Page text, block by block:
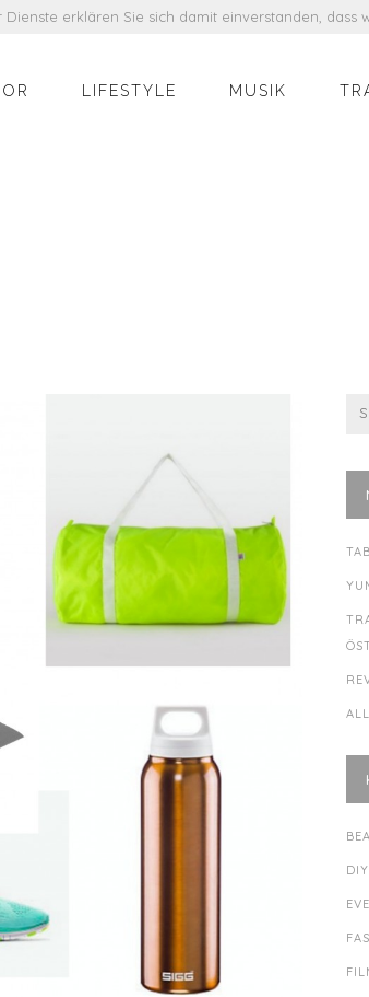
LIFESTYLE MUSIK
DIY
erklären Sie sich damit einverstanden, dass